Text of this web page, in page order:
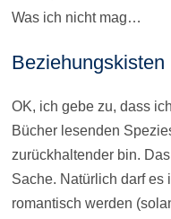
Was ich nicht mag…
Beziehungskisten
OK, ich gebe zu, dass
Bücher lesenden
zurückhaltender bin.
Sache. Natürlich darf es
romantisch werden